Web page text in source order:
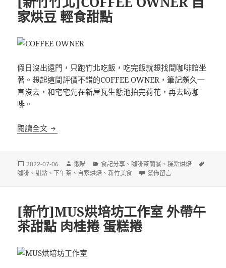
家烘豆 輕食甜點
假日沒出遠門，只跑竹北吃飯，吃完飯就想找間咖啡館坐
著。想起這間評價不錯的COFFEE OWNER，筆記頗久一
直沒去，和宅宅先在新屋瓦生態池拍完荷花，再去喝咖
啡。
閱讀全文 [新竹竹北]COFFEE OWNER 自家烘豆 輕食甜點
發
佈
2022-07-06
作
者
懶喵
分
類
食記分享 、 咖啡茶簡餐 、糕點烘焙
咖啡 、甜點 、下午茶 、 自家烘焙 、新竹美食 在〈[新竹竹北]COFFEE
發佈留言
[新竹]MUS烘培坊工作室 外帶午
茶甜點 肉桂捲 蛋糕捲